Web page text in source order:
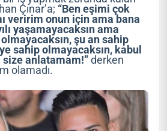
Çınar’a; “Ben eşimi çok
veririm onun için ama bana
yaşamayacaksın ama
şu an sahip
sahip olmayacaksın, kabul
size anlatamam!” derken
olamadı.